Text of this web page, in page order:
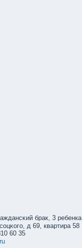
брак, 3 ребенкa
д 69, квартира 58
60 35